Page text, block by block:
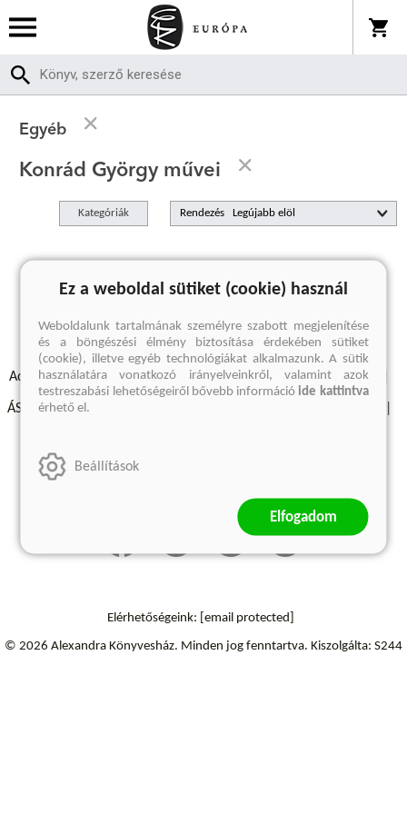
Egyéb
Konrád György művei
Kategóriák Rendezés
A keresett kifejezésre nincs találat
Adatvédelmi szabályzatok Elállási felmondási nyilatkozat
ÁSZF - Vásárlási feltételek
Szállítási információk
Elérhetőségeink: [email protected]
© 2026 Alexandra Könyvesház. Minden jog fenntartva. Kiszolgálta: S244
Ez a weboldal sütiket (cookie) használ
Weboldalunk tartalmának személyre szabott megjelenítése
és a böngészési élmény biztosítása érdekében sütiket
(cookie), illetve egyéb technológiákat alkalmazunk. A sütik
használatára vonatkozó irányelveinkről, valamint azok
testreszabási lehetőségeiről bővebb információide kattintva
érhető el.
Beállítások
Elfogadom